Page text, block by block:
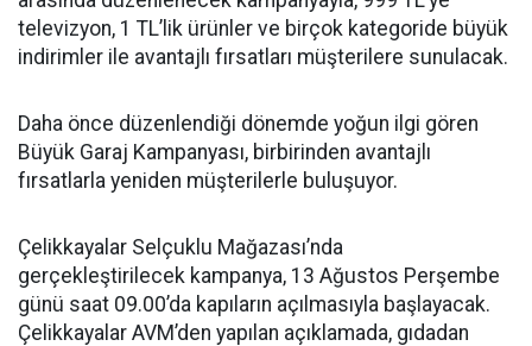
televizyon, 1 TL’lik ürünler ve birçok kategoride büyük
indirimler ile avantajlı fırsatları müşterilere sunulacak.
Daha önce düzenlendiği dönemde yoğun ilgi gören
Büyük Garaj Kampanyası, birbirinden avantajlı
fırsatlarla yeniden müşterilerle buluşuyor.
Çelikkayalar Selçuklu Mağazası’nda
gerçekleştirilecek kampanya, 13 Ağustos Perşembe
günü saat 09.00’da kapıların açılmasıyla başlayacak.
Çelikkayalar AVM’den yapılan açıklamada, gıdadan